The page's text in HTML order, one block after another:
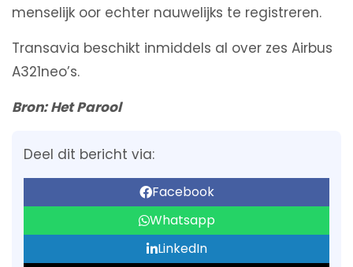
menselijk oor echter nauwelijks te registreren.
Transavia beschikt inmiddels al over zes Airbus
A321neo’s.
Bron: Het Parool
Deel dit bericht via:
Facebook
Whatsapp
LinkedIn